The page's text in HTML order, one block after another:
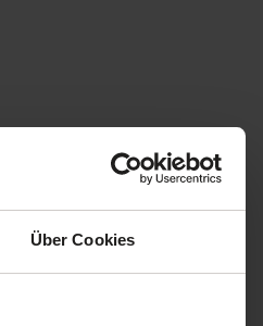
Über Cookies